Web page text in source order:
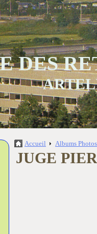
DES
Accueil Albums
JUGE